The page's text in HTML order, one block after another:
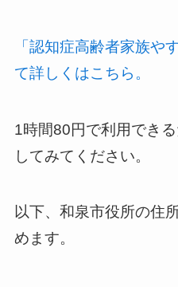
「認知症高齢者家族や
て詳しくはこちら。
1時間80円で利用でき
してみてください。
以下、和泉市役所の住
めます。